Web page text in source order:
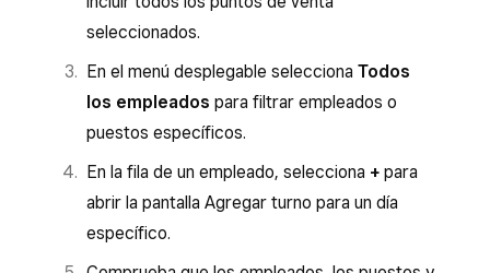
icono «+» para abrir la página de
disponibilidad para un día específico.
Activa la opciónDisponible todo el díasi
tu empleado está disponible durante todo
el horario comercial programado o indica
una hora de inicioy unahora de
finalizaciónpara establecer las horas en
las que podría trabajar.
seleccionados.
En el menú desplegable selecciona Todos
los empleados para filtrar empleados o
puestos específicos.
En la fila de un empleado, selecciona + para
abrir la pantalla Agregar turno para un día
específico.